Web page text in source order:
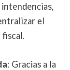
el
fiscal.
: Gracias a la